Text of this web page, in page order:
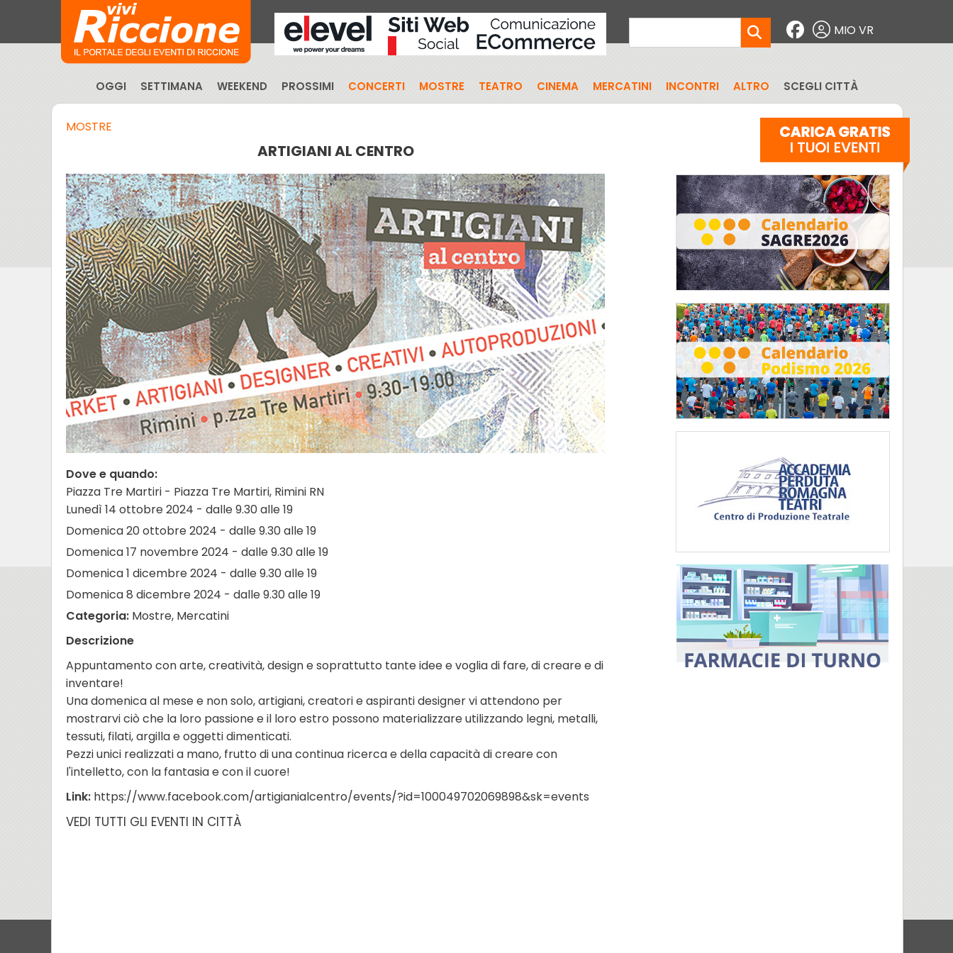
MIO VR
OGGI SETTIMANA WEEKEND PROSSIMI CONCERTI MOSTRE TEATRO CINEMA MERCATINI INCONTRI ALTRO SCEGLI CITTÀ
MOSTRE
ARTIGIANI AL CENTRO
Dove e quando:
Piazza Tre Martiri - Piazza Tre Martiri, Rimini RN
Lunedì 14 ottobre 2024 - dalle 9.30 alle 19
Domenica 20 ottobre 2024 - dalle 9.30 alle 19
Domenica 17 novembre 2024 - dalle 9.30 alle 19
Domenica 1 dicembre 2024 - dalle 9.30 alle 19
Domenica 8 dicembre 2024 - dalle 9.30 alle 19
Categoria: Mostre, Mercatini
Descrizione
Appuntamento con arte, creatività, design e soprattutto tante idee e voglia di fare, di creare e di
inventare!
Una domenica al mese e non solo, artigiani, creatori e aspiranti designer vi attendono per
mostrarvi ciò che la loro passione e il loro estro possono materializzare utilizzando legni, metalli,
tessuti, filati, argilla e oggetti dimenticati.
Pezzi unici realizzati a mano, frutto di una continua ricerca e della capacità di creare con
l'intelletto, con la fantasia e con il cuore!
Link: https://www.facebook.com/artigianialcentro/events/?id=100049702069898&sk=events
VEDI TUTTI GLI EVENTI IN CITTÀ